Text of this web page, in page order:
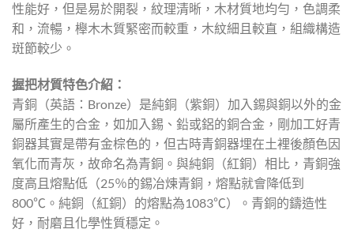
性能好，但是易於開裂，紋理清晰，木材質地均勻，色調柔
和，流暢，櫸木木質緊密而較重，木紋細且較直，組織構造
斑節較少。
握把材質特色介紹：
青銅（英語：Bronze）是純銅（紫銅）加入錫與銅以外的金
屬所產生的合金，如加入錫、鉛或鋁的銅合金，剛加工好青
銅器其實是帶有金棕色的，但古時青銅器埋在土裡後顏色因
氧化而青灰，故命名為青銅。與純銅（紅銅）相比，青銅強
度高且熔點低（25％的錫冶煉青銅，熔點就會降低到
800℃。純銅（紅銅）的熔點為1083℃）。青銅的鑄造性
好，耐磨且化學性質穩定。